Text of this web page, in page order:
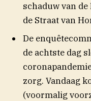
schaduw van
de Straat van
De
de achtste dag
zorg. Vandaag
(voormalig